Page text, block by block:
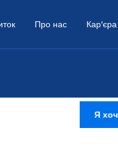
Про нас Кар'єра
Я